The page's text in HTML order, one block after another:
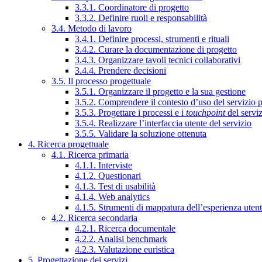
3.3.1. Coordinatore di progetto
3.3.2. Definire ruoli e responsabilità
3.4. Metodo di lavoro
3.4.1. Definire processi, strumenti e rituali
3.4.2. Curare la documentazione di progetto
3.4.3. Organizzare tavoli tecnici collaborativi
3.4.4. Prendere decisioni
3.5. Il processo progettuale
3.5.1. Organizzare il progetto e la sua gestione
3.5.2. Comprendere il contesto d’uso del servizio
3.5.3. Progettare i processi e i touchpointdel
3.5.4. Realizzare l’interfaccia utente del servizio
3.5.5. Validare la soluzione ottenuta
4. Ricerca progettuale
4.1. Ricerca primaria
4.1.1. Interviste
4.1.2. Questionari
4.1.3. Test di usabilità
4.1.4. Web analytics
4.1.5. Strumenti di mappatura dell’esperienza
4.2. Ricerca secondaria
4.2.1. Ricerca documentale
4.2.2. Analisi benchmark
4.2.3. Valutazione euristica
5. Progettazione dei servizi